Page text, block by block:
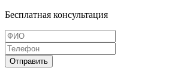
Бесплатная консультация
Отправить